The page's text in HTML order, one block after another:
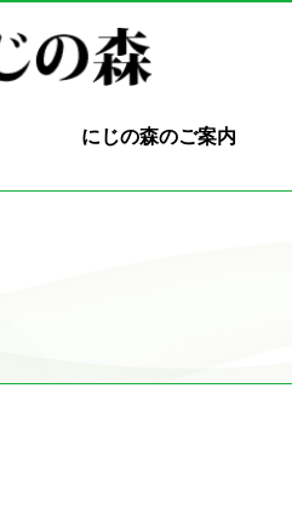
にじの森のご案内